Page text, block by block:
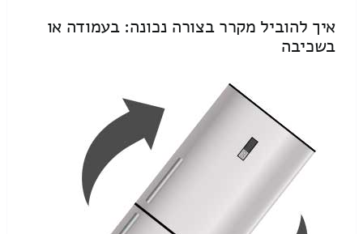
איך להוביל מקרר בצורה נכונה: בעמודה או
בשכיבה